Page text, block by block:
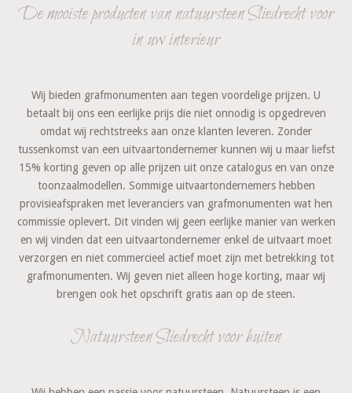
De mooiste producten van natuursteen Sliedrecht voor
in uw interieur
Wij bieden grafmonumenten aan tegen voordelige prijzen. U
betaalt bij ons een eerlijke prijs die niet onnodig is opgedreven
omdat wij rechtstreeks aan onze klanten leveren. Zonder
tussenkomst van een uitvaartondernemer kunnen wij u maar liefst
15% korting geven op alle prijzen uit onze catalogus en van onze
toonzaalmodellen. Sommige uitvaartondernemers hebben
provisieafspraken met leveranciers van grafmonumenten wat hen
commissie oplevert. Dit vinden wij geen eerlijke manier van werken
en wij vinden dat een uitvaartondernemer enkel de uitvaart moet
verzorgen en niet commercieel actief moet zijn met betrekking tot
grafmonumenten. Wij geven niet alleen hoge korting, maar wij
brengen ook het opschrift gratis aan op de steen.
Natuursteen Sliedrecht voor buiten